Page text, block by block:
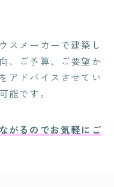
スメーカーで建築し
、ご予算、ご要望か
アドバイスさせてい
能です。
がるのでお気軽にご